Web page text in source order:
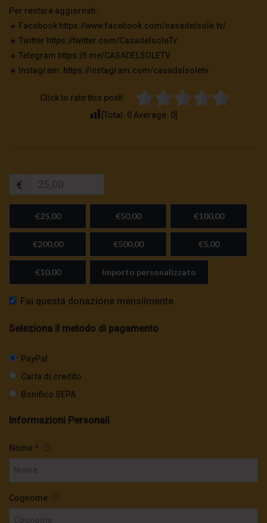
Per restare aggiornati:
☀️ Facebook https://www.facebook.com/casadelsole.tv/
☀️ Twitter https://twitter.com/CasadelsoleTv
☀️ Telegram https://t.me/CASADELSOLETV
☀️ Instagram: https://instagram.com/casadelsoletv
Click to rate this post!
[Total: 0 Average: 0
€
€25,00 €50,00 €100,00
€200,00 €500,00 €5,00
€10,00 Importo personalizzato
Fai questa donazione mensilmente
Seleziona il metodo di pagamento
PayPal
Carta di credito
Bonifico SEPA
Informazioni Personali
Nome *
Cognome